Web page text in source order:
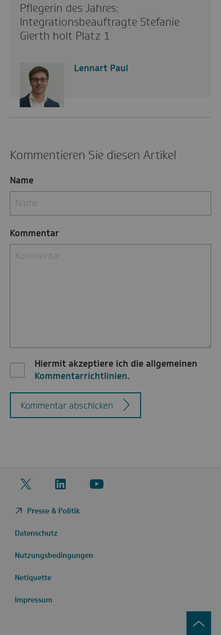
Pflegerin des Jahres:
Integrationsbeauftragte Stefanie
Gierth holt Platz 1
Lennart Paul
Kommentieren Sie diesen Artikel
Name
Kommentar
Hiermit akzeptiere ich die allgemeinen
Kommentarrichtlinien.
Kommentar abschicken
Twitter
LinkedIn
YouTube
Presse & Politik
Datenschutz
Nutzungsbedingungen
Netiquette
Impressum